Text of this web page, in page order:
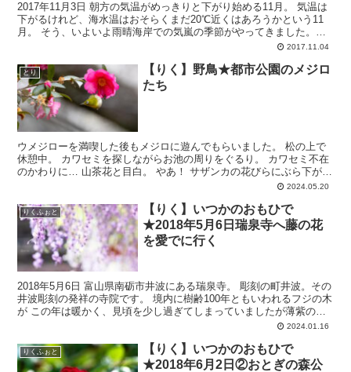
2017年11月3日 朝方の気温がめっきりと下がり始める11月。 気温は
下がるけれど、海水温はおそらくまだ20℃近くはあろうかという11
月。 そう、いよいよ雨晴海岸での気嵐の季節がやってきました。
2017.11.04
とり
【りく】野鳥★都市公園のメジロ
たち
ウメジローを満喫した後もメジロに遊んでもらいました。 松の上で
休憩中。 カワセミを探しながらお池の周りをぐるり。 カワセミ不在
のかわりに… 山茶花と目白。 やあ！ サザンカの花びらにぶら下が
2024.05.20
りくふぉと
【りく】いつかのおもひで
★2018年5月6日瑞泉寺へ藤の花
を愛でに行く
2018年5月6日 富山県南砺市井波にある瑞泉寺。 彫刻の町井波。その
井波彫刻の発祥の寺院です。 境内に樹齢100年ともいわれるフジの木
が この年は暖かく、見頃を少し過ぎてしまっていましたが薄紫の可
2024.01.16
りくふぉと
【りく】いつかのおもひで
★2018年6月2日②おとぎの森公